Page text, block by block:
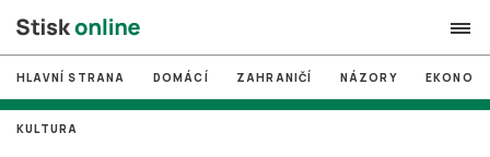
search
# MUNI
HLAVNÍ STRANA DOMÁCÍ ZAHRANIČÍ NÁZORY
KULTURA